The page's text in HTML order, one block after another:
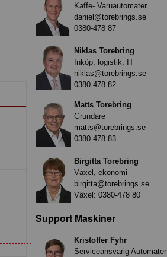
Kaffe- Varuautomater
daniel@torebrings.se
0380-478 87
Niklas Torebring
Inköp, logistik, IT
niklas@torebrings.se
0380-478 82
Matts Torebring
Grundare
matts@torebrings.se
0380-478 83
Birgitta Torebring
Växel, ekonomi
birgitta@torebrings.se
Växel: 0380-478 80
Support Maskiner
Kristoffer Fyhr
Serviceansvarig Automater